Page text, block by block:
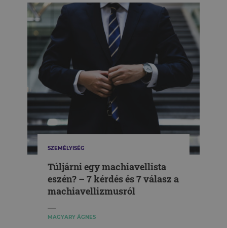
SZEMÉLYISÉG
Túljárni egy machiavellista
eszén? – 7 kérdés és 7 válasz a
machiavellizmusról
MAGYARY ÁGNES